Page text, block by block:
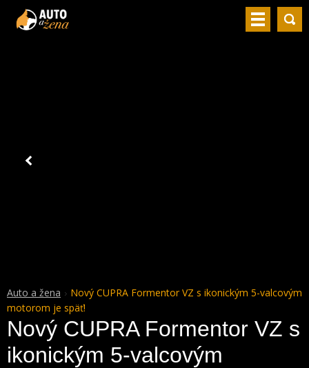
Auto a žena
Nový CUPRA Formentor VZ s ikonickým 5-valcovým
motorom je späť!
Nový CUPRA Formentor VZ s
ikonickým 5-valcovým